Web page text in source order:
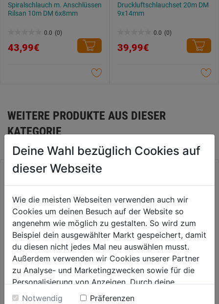
Spiralschlauch m. Anschlüssen
Rilsan 10m DM 6x8mm
0.0 (0)
von
43,99€
Druckluftschlauchset 20m DM
9x14mm
0.0 (0)
von
39,99€
WEITERE PRODUKTE AUS DIESER
KATEGORIE
Stifte F18 m. Kopf
0.0 (0)
Montagevorbereitung für
BEKOMAT/ZKA/AKA
0.0 (0)
0.0
5
36,99€
Deine Wahl bezüglich Cookies auf
dieser Webseite
Wie die meisten Webseiten verwenden auch wir
Cookies um deinen Besuch auf der Website so
angenehm wie möglich zu gestalten. So wird zum
Beispiel dein ausgewählter Markt gespeichert, damit
du diesen nicht jedes Mal neu auswählen musst.
Außerdem verwenden wir Cookies unserer Partner
zu Analyse- und Marketingzwecken sowie für die
Personalisierung von Anzeigen. Durch deine
Einwilligung werden die Daten von Drittanbieter,
Notwendig Präferenzen